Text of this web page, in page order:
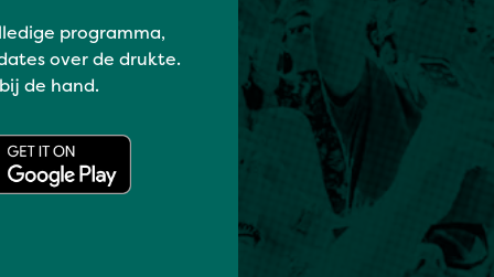
programma,
over de drukte.
de hand.